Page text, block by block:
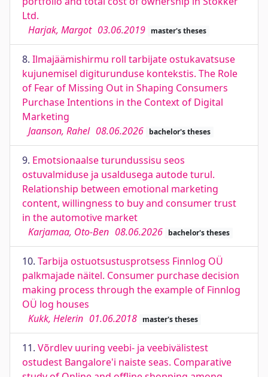
Ltd.
Harjak, Margot 03.06.2019 master's theses
8. Ilmajäämishirmu roll tarbijate ostukavatsuse
kujunemisel digiturunduse kontekstis. The Role
of Fear of Missing Out in Shaping Consumers
Purchase Intentions in the Context of Digital
Marketing
Jaanson, Rahel 08.06.2026 bachelor's theses
9. Emotsionaalse turundussisu seos
ostuvalmiduse ja usaldusega autode turul.
Relationship between emotional marketing
content, willingness to buy and consumer trust
in the automotive market
Karjamaa, Oto-Ben 08.06.2026 bachelor's theses
10. Tarbija ostuotsustusprotsess Finnlog OÜ
palkmajade näitel. Consumer purchase decision
making process through the example of Finnlog
OÜ log houses
Kukk, Helerin 01.06.2018 master's theses
11. Võrdlev uuring veebi- ja veebivälistest
ostudest Bangalore'i naiste seas. Comparative